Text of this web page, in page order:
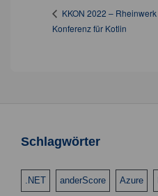
KKON 2022 – Rheinwerk
Konferenz für Kotlin
Schlagwörter
.NET anderScore Azure